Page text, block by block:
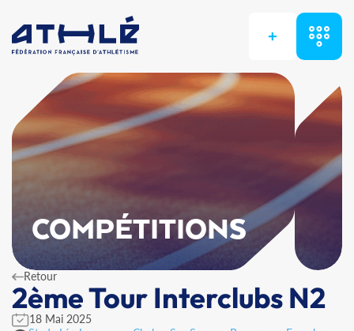
+
COMPÉTITIONS
Retour
2ème Tour Interclubs N2
18 Mai 2025